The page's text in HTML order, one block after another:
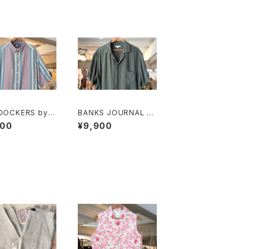
by L
stripe a
Shirt
BANKS JOURNAL ra
yon ×linen open-co
llar Shirt
¥9,900